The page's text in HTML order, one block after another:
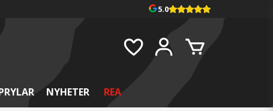
5.0
NYHETER REA